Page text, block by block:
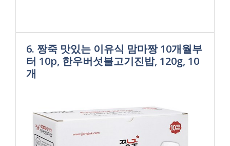
6. 짱죽 맛있는 이유식 맘마짱 10개월부
터 10p, 한우버섯불고기진밥, 120g, 10
개